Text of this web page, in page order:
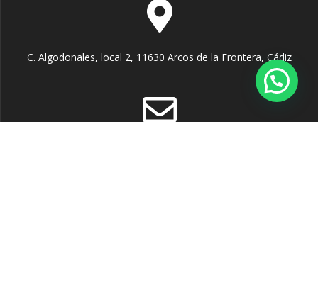
C. Algodonales, local 2, 11630 Arcos de la Frontera, Cádiz